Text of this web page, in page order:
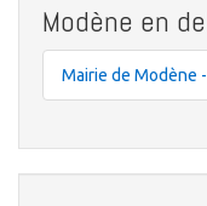
Modène en
Mairie de Modène